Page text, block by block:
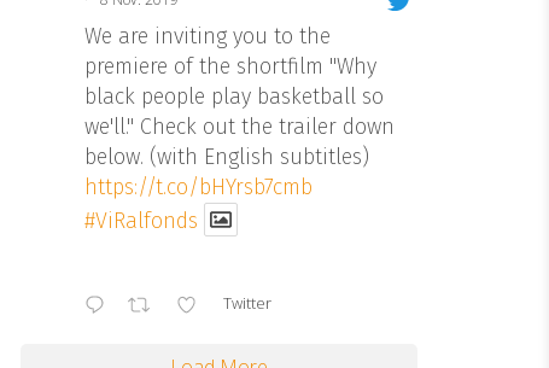
We are inviting you to the
premiere of the shortfilm "Why
black people play basketball so
we'll." Check out the trailer down
below. (with English subtitles)
https://t.co/bHYrsb7cmb
#ViRalfonds
Twitter